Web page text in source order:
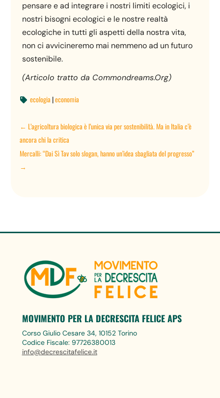
pensare e ad integrare i nostri limiti ecologici, i
nostri bisogni ecologici e le nostre realtà
ecologiche in tutti gli aspetti della nostra vita,
non ci avvicineremo mai nemmeno ad un futuro
sostenibile.
(Articolo tratto da Commondreams.Org)
 ecologia |economia
←L’agricoltura biologica è l’unica via per sostenibilità. Ma in Italia c’è
ancora chi la critica
Mercalli: “Dai Sì Tav solo slogan, hanno un’idea sbagliata del progresso”
→
MOVIMENTO PER LA DECRESCITA FELICE APS
Corso Giulio Cesare 34, 10152 Torino
Codice Fiscale: 97726380013
info@decrescitafelice.it